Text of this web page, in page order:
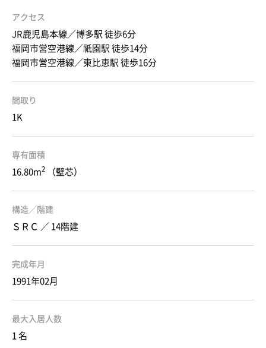
アクセス
JR鹿児島本線／博多駅 徒歩6分
福岡市営空港線／祇園駅 徒歩14分
福岡市営空港線／東比恵駅 徒歩16分
間取り
1K
専有面積
16.80m2 （壁芯）
構造／階建
ＳＲＣ ／ 14階建
完成年月
1991年02月
最大入居人数
1 名